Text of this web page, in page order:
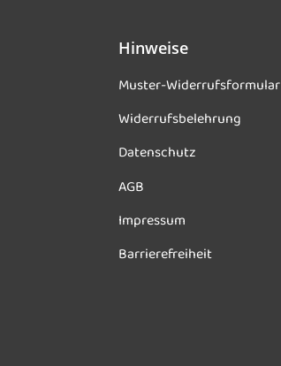
Hinweise
Muster-Widerrufsformular
Widerrufsbelehrung
Datenschutz
AGB
Impressum
Barrierefreiheit